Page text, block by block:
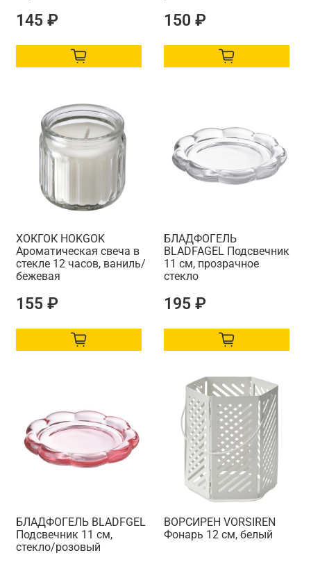
145 ₽ 150 ₽
ХОКГОК HОKGОK
Ароматическая свеча в
стекле 12 часов, ваниль/
бежевая
155 ₽
БЛАДФОГЕЛЬ
BLADFAGEL Подсвечник
11 см, прозрачное
стекло
195 ₽
БЛАДФОГЕЛЬ BLADFGEL
Подсвечник 11 см,
стекло/розовый
ВОРСИРЕН VORSIREN
Фонарь 12 см, белый